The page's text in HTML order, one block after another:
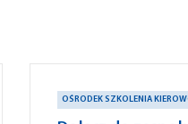
OŚRODEK SZKOLENIA